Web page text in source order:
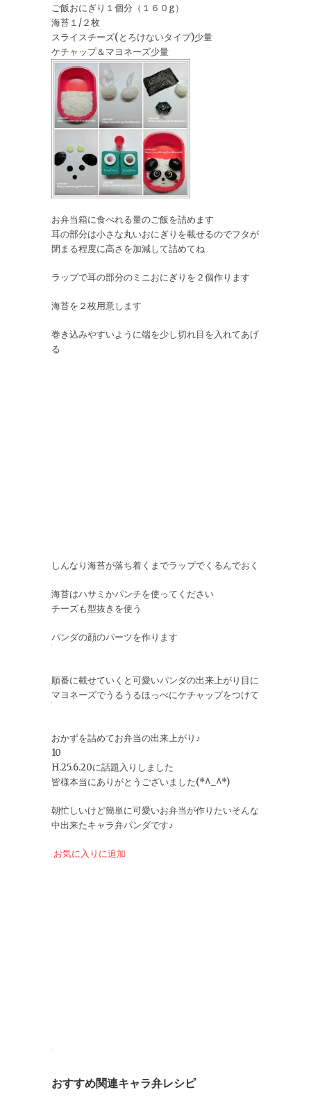
ご飯おにぎり１個分（１６０g）
海苔１/２枚
スライスチーズ(とろけないタイプ)少量
ケチャップ＆マヨネーズ少量
お弁当箱に食べれる量のご飯を詰めます
耳の部分は小さな丸いおにぎりを載せるのでフタが
閉まる程度に高さを加減して詰めてね
ラップで耳の部分のミニおにぎりを２個作ります
海苔を２枚用意します
巻き込みやすいように端を少し切れ目を入れてあげ
る
しんなり海苔が落ち着くまでラップでくるんでおく
海苔はハサミかパンチを使ってください
チーズも型抜きを使う
パンダの顔のパーツを作ります
順番に載せていくと可愛いパンダの出来上がり目に
マヨネーズでうるうるほっぺにケチャップをつけて
おかずを詰めてお弁当の出来上がり♪
10
H.25.6.20に話題入りしました
皆様本当にありがとうございました(*^_^*)
朝忙しいけど簡単に可愛いお弁当が作りたいそんな
中出来たキャラ弁パンダです♪
お気に入りに追加
おすすめ関連キャラ弁レシピ